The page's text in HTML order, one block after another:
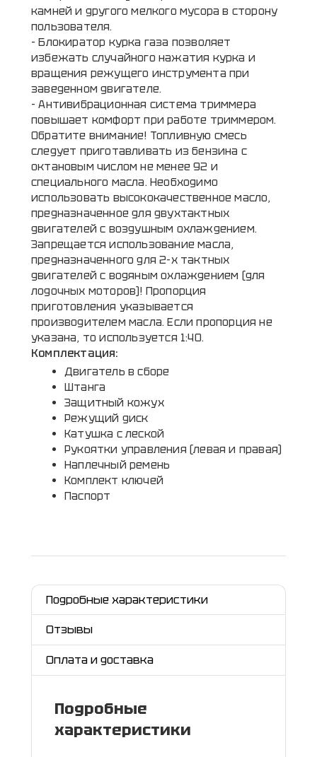
камней и другого мелкого мусора в сторону
пользователя.
- Блокиратор курка газа позволяет
избежать случайного нажатия курка и
вращения режущего инструмента при
заведенном двигателе.
- Антивибрационная система триммера
повышает комфорт при работе триммером.
Обратите внимание! Топливную смесь
следует приготавливать из бензина с
октановым числом не менее 92 и
специального масла. Необходимо
использовать высококачественное масло,
предназначенное для двухтактных
двигателей с воздушным охлаждением.
Запрещается использование масла,
предназначенного для 2-х тактных
двигателей с водяным охлаждением (для
лодочных моторов)! Пропорция
приготовления указывается
производителем масла. Если пропорция не
указана, то используется 1:40.
Комплектация:
Двигатель в сборе
Штанга
Защитный кожух
Режущий диск
Катушка с леской
Рукоятки управления (левая и правая)
Наплечный ремень
Комплект ключей
Паспорт
Подробные характеристики
Отзывы
Оплата и доставка
Подробные
характеристики